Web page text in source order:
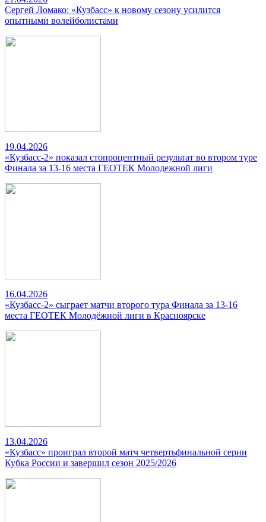
Сергей Ломако: «Кузбасс» к новому сезону усилится
опытными волейболистами
19.04.2026
«Кузбасс-2» показал стопроцентный результат во втором туре
Финала за 13-16 места ГЕОТЕК Молодежной лиги
16.04.2026
«Кузбасс-2» сыграет матчи второго тура Финала за 13-16
места ГЕОТЕК Молодёжной лиги в Красноярске
13.04.2026
«Кузбасс» проиграл второй матч четвертьфинальной серии
Кубка России и завершил сезон 2025/2026